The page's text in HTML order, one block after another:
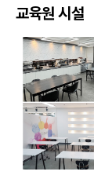
교육원 시설